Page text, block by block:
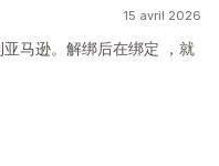
15 avril 2026
马逊。解绑后在绑定 ，就